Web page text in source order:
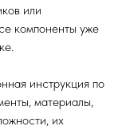
или
компоненты уже
инструкция по
материалы,
их